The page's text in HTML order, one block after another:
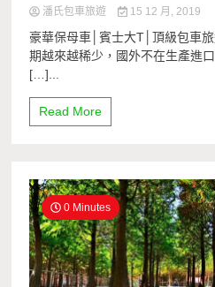
潘氏包車旅遊 15 12 月, 2019
豪華保母車│賓士大T│頂級包車
期越來越稀少，國外不在生產進
[…]...
Read More
0 Minutes